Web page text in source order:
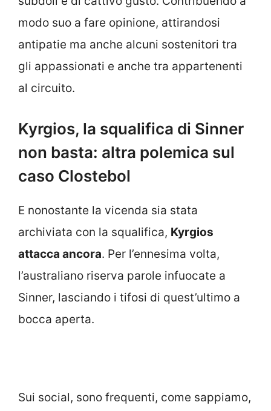
modo suo a fare opinione, attirandosi
antipatie ma anche alcuni sostenitori tra
gli appassionati e anche tra appartenenti
al circuito.
Kyrgios, la squalifica di Sinner
non basta: altra polemica sul
caso Clostebol
E nonostante la vicenda sia stata
archiviata con la squalifica, Kyrgios
attacca ancora. Per l’ennesima volta,
l’australiano riserva parole infuocate a
Sinner, lasciando i tifosi di quest’ultimo a
bocca aperta.
Sui social, sono frequenti, come sappiamo,